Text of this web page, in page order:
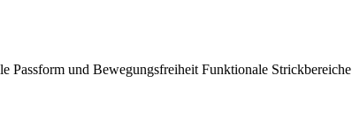
und Bewegungsfreiheit Funktionale Strickbereiche